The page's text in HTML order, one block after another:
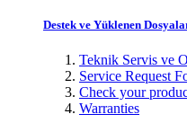
Destek ve Yüklenen
Teknik Servis ve
Service Request
Check your
Warranties